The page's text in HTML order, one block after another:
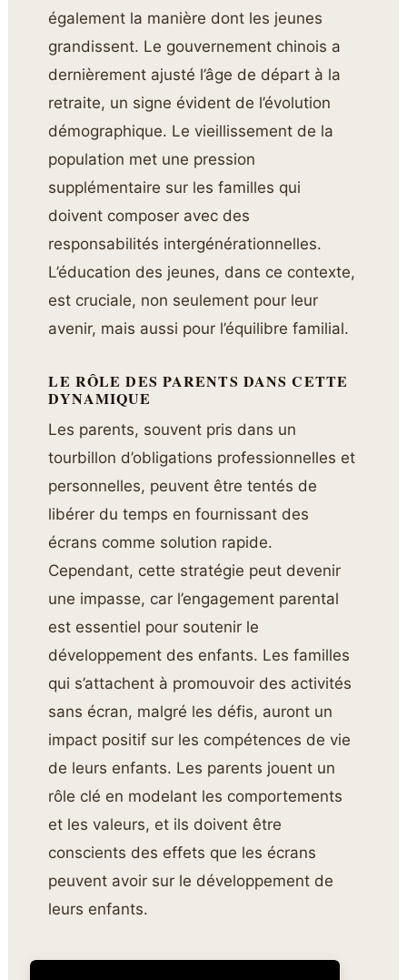
également la manière dont les jeunes
grandissent. Le gouvernement chinois a
dernièrement ajusté l’âge de départ à la
retraite, un signe évident de l’évolution
démographique. Le vieillissement de la
population met une pression
supplémentaire sur les familles qui
doivent composer avec des
responsabilités intergénérationnelles.
L’éducation des jeunes, dans ce contexte,
est cruciale, non seulement pour leur
avenir, mais aussi pour l’équilibre familial.
LE RÔLE DES PARENTS DANS CETTE
DYNAMIQUE
Les parents, souvent pris dans un
tourbillon d’obligations professionnelles et
personnelles, peuvent être tentés de
libérer du temps en fournissant des
écrans comme solution rapide.
Cependant, cette stratégie peut devenir
une impasse, car l’engagement parental
est essentiel pour soutenir le
développement des enfants. Les familles
qui s’attachent à promouvoir des activités
sans écran, malgré les défis, auront un
impact positif sur les compétences de vie
de leurs enfants. Les parents jouent un
rôle clé en modelant les comportements
et les valeurs, et ils doivent être
conscients des effets que les écrans
peuvent avoir sur le développement de
leurs enfants.